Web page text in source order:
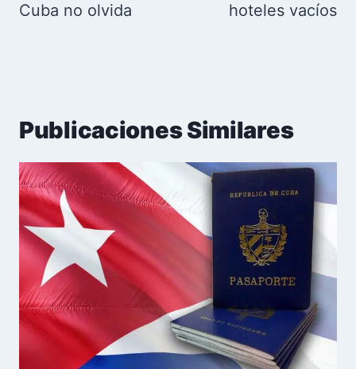
Cuba no olvida
hoteles vacíos
Publicaciones Similares